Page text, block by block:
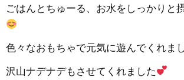
ごはんとちゅーる、お水をしっかりと
色々なおもちゃで元気に遊んでくれま
沢山ナデナデもさせてくれました